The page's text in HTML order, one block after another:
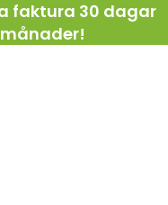
faktura 30 dagar